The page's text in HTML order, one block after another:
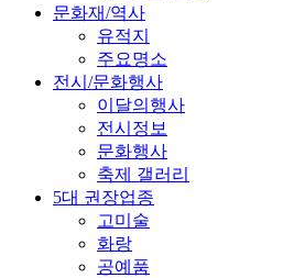
문화재/역사
유적지
주요명소
전시/문화행사
이달의행사
전시정보
문화행사
축제 갤러리
5대 권장업종
고미술
화랑
공예품